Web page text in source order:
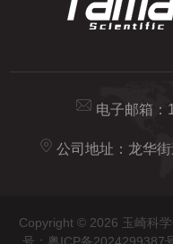
电子邮箱：
公司地址：龙华
Copyright © 2026 玉崎科
号：粤ICP备2024299387